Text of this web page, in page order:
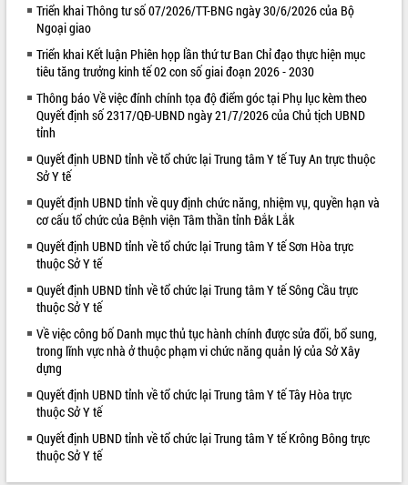
VIDEO
Hội nghị UBND tỉnh Đắk Lắk thường kỳ
tháng 7/2026
Lễ truy tặng danh hiệu “Bà Mẹ Việt
Nam Anh hùng” và trao Huân chương
Lao động
vụ 6 tháng cuối năm 2026
Kỳ họp thứ Hai, Hội đồng nhân dân
tỉnh khóa XI quyết nghị nhiều nội dung
quan trọng
ALBUM ẢNH
Triển khai Thông tư số 07/2026/TT-BNG ngày 30/6/2026 của Bộ
Ngoại giao
Triển khai Kết luận Phiên họp lần thứ tư Ban Chỉ đạo thực hiện mục
tiêu tăng trưởng kinh tế 02 con số giai đoạn 2026 - 2030
Thông báo Về việc đính chính tọa độ điểm góc tại Phụ lục kèm theo
Quyết định số 2317/QĐ-UBND ngày 21/7/2026 của Chủ tịch UBND
tỉnh
Quyết định UBND tỉnh về tổ chức lại Trung tâm Y tế Tuy An trực thuộc
Sở Y tế
Quyết định UBND tỉnh về quy định chức năng, nhiệm vụ, quyền hạn và
cơ cấu tổ chức của Bệnh viện Tâm thần tỉnh Đắk Lắk
Quyết định UBND tỉnh về tổ chức lại Trung tâm Y tế Sơn Hòa trực
thuộc Sở Y tế
Quyết định UBND tỉnh về tổ chức lại Trung tâm Y tế Sông Cầu trực
thuộc Sở Y tế
Về việc công bố Danh mục thủ tục hành chính được sửa đổi, bổ sung,
trong lĩnh vực nhà ở thuộc phạm vi chức năng quản lý của Sở Xây
dựng
Quyết định UBND tỉnh về tổ chức lại Trung tâm Y tế Tây Hòa trực
thuộc Sở Y tế
Quyết định UBND tỉnh về tổ chức lại Trung tâm Y tế Krông Bông trực
thuộc Sở Y tế